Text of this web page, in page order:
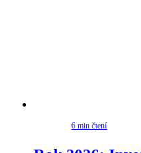
6 min čtení